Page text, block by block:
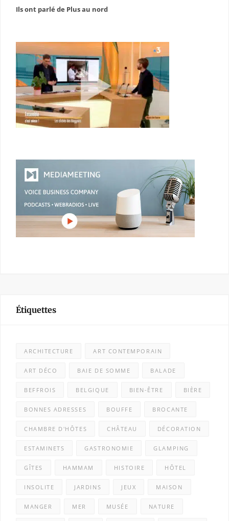
Ils ont parlé de Plus au nord
Étiquettes
ARCHITECTURE ART CONTEMPORAIN
ART DÉCO BAIE DE SOMME BALADE
BEFFROIS BELGIQUE BIEN-ÊTRE BIÈRE
BONNES ADRESSES BOUFFE BROCANTE
CHAMBRE D'HÔTES CHÂTEAU DÉCORATION
ESTAMINETS GASTRONOMIE GLAMPING
GÎTES HAMMAM HISTOIRE HÔTEL
INSOLITE JARDINS JEUX MAISON
MANGER MER MUSÉE NATURE